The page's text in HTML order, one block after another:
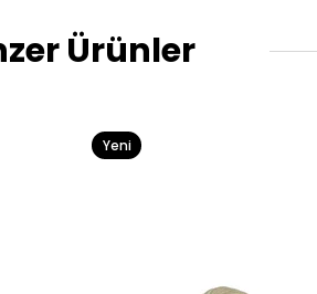
Ürünler
Yeni